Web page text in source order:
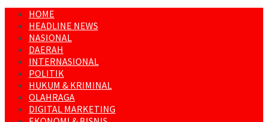
HOME
HEADLINE NEWS
NASIONAL
DAERAH
INTERNASIONAL
POLITIK
HUKUM & KRIMINAL
OLAHRAGA
DIGITAL MARKETING